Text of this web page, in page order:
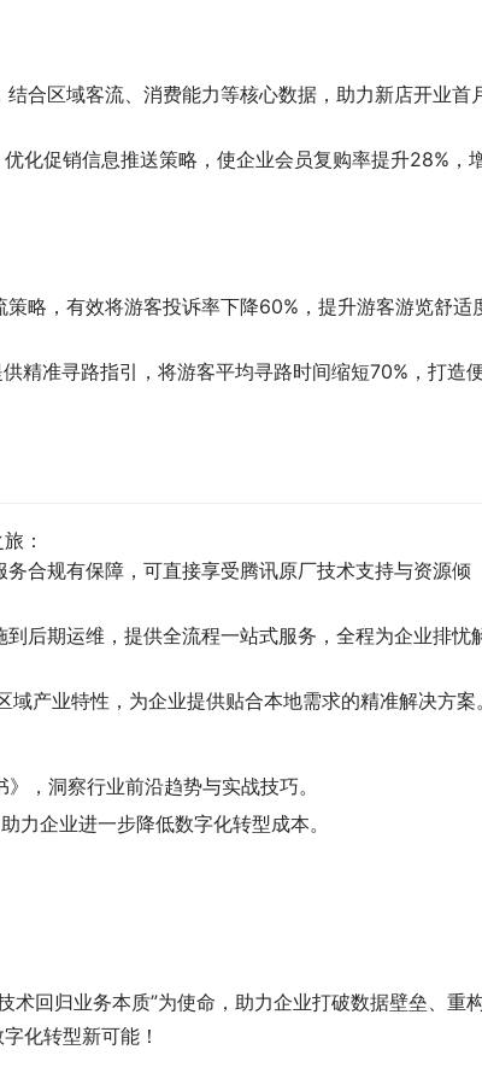
合区域客流、消费能力等核心数据，助力新店开业首
化促销信息推送策略，使企业会员复购率提升28%，
策略，有效将游客投诉率下降60%，提升游客游览舒适
精准寻路指引，将游客平均寻路时间缩短70%，打造
：
合规有保障，可直接享受腾讯原厂技术支持与资源倾
到后期运维，提供全流程一站式服务，全程为企业排忧
域产业特性，为企业提供贴合本地需求的精准解决方案。
，洞察行业前沿趋势与实战技巧。
力企业进一步降低数字化转型成本。
回归业务本质”为使命，助力企业打破数据壁垒、重
化转型新可能！